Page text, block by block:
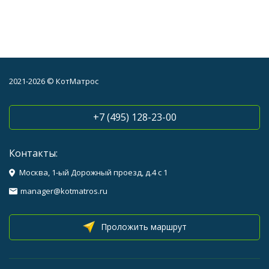
2021-2026 © КотМатрос
+7 (495) 128-23-00
Контакты:
Москва, 1-ый Дорожный проезд, д.4 с 1
manager@kotmatros.ru
Проложить маршрут